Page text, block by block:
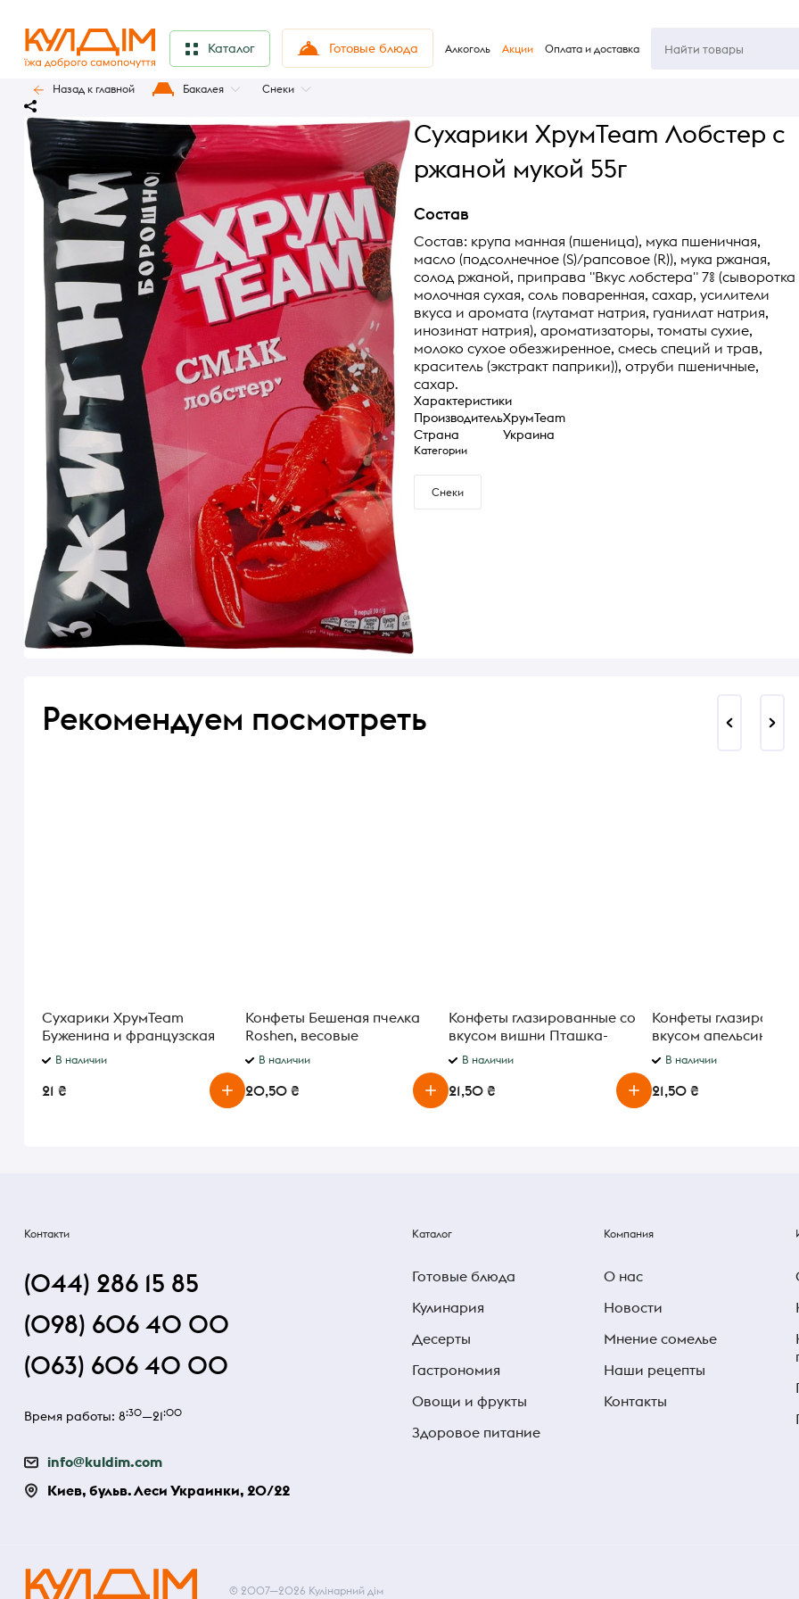
Каталог Готовые блюда Алкоголь Акции Оплата и доставка
Назад к главной Бакалея Снеки
Сухарики ХрумTeam Лобстер с
ржаной мукой 55г
Состав
Состав: крупа манная (пшеница), мука пшеничная,
масло (подсолнечное (S)/рапсовое (R)), мука ржаная,
солод ржаной, приправа "Вкус лобстера" 7% (сыворотка
молочная сухая, соль поваренная, сахар, усилители
вкуса и аромата (глутамат натрия, гуанилат натрия,
инозинат натрия), ароматизаторы, томаты сухие,
молоко сухое обезжиренное, смесь специй и трав,
краситель (экстракт паприки)), отруби пшеничные,
сахар.
Характеристики
ПроизводительХрумTeam
Страна
Украина
Категории
Снеки
Рекомендуем посмотреть
Сухарики ХрумTeam
Буженина и французская
горчица с ржаной мукой 55г
В наличии
21 ₴
Конфеты Бешеная пчелка
Roshen, весовые
В наличии
20,50 ₴
Конфеты глазированные со
вкусом вишни Пташка-
Мармелашка Жако весовые
В наличии
21,50 ₴
Конфеты
вкусом апельсина
Мармелашка Жако
В наличии
21,50 ₴
Контакти
(044) 286 15 85
(098) 606 40 00
(063) 606 40 00
Время работы: 8:30—21:00
info@kuldim.com
Киев, бульв. Леси Украинки, 20/22
Каталог
Готовые блюда
Кулинария
Десерты
Гастрономия
Овощи и фрукты
Здоровое питание
Компания
О нас
Новости
Мнение сомелье
Наши рецепты
Контакты
© 2007—2026 Кулінарний дім